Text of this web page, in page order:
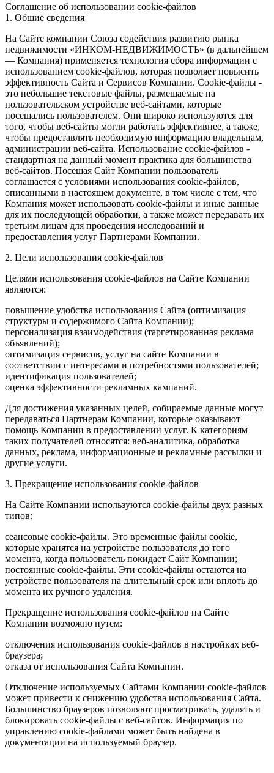
Соглашение об использовании cookie-файлов
1. Общие сведения
На Сайте компании Союза содействия развитию рынка
недвижимости «ИНКОМ-НЕДВИЖИМОСТЬ» (в дальнейшем
— Компания) применяется технология сбора информации с
использованием cookie-файлов, которая позволяет повысить
эффективность Сайта и Сервисов Компании. Сookie-файлы -
это небольшие текстовые файлы, размещаемые на
пользовательском устройстве веб-сайтами, которые
посещались пользователем. Они широко используются для
того, чтобы веб-сайты могли работать эффективнее, а также,
чтобы предоставлять необходимую информацию владельцам,
администрации веб-сайта. Использование cookie-файлов -
стандартная на данный момент практика для большинства
веб-сайтов. Посещая Сайт Компании пользователь
соглашается с условиями использования cookie-файлов,
описанными в настоящем документе, в том числе с тем, что
Компания может использовать cookie-файлы и иные данные
для их последующей обработки, а также может передавать их
третьим лицам для проведения исследований и
предоставления услуг Партнерами Компании.
2. Цели использования cookie-файлов
Целями использования cookie-файлов на Сайте Компании
являются:
повышение удобства использования Сайта (оптимизация
структуры и содержимого Сайта Компании);
персонализация взаимодействия (таргетированная реклама
объявлений);
оптимизация сервисов, услуг на сайте Компании в
соответствии с интересами и потребностями пользователей;
идентификация пользователей;
оценка эффективности рекламных кампаний.
Для достижения указанных целей, собираемые данные могут
передаваться Партнерам Компании, которые оказывают
помощь Компании в предоставлении услуг. К категориям
таких получателей относятся: веб-аналитика, обработка
данных, реклама, информационные и рекламные рассылки и
другие услуги.
3. Прекращение использования cookie-файлов
На Сайте Компании используются cookie-файлы двух разных
типов:
сеансовые cookie-файлы. Это временные файлы cookie,
которые хранятся на устройстве пользователя до того
момента, когда пользователь покидает Сайт Компании;
постоянные cookie-файлы. Эти cookie-файлы остаются на
устройстве пользователя на длительный срок или вплоть до
момента их ручного удаления.
Прекращение использования cookie-файлов на Сайте
Компании возможно путем:
отключения использования cookie-файлов в настройках веб-
браузера;
отказа от использования Сайта Компании.
Отключение используемых Сайтами Компании cookie-файлов
может привести к снижению удобства использования Сайта.
Большинство браузеров позволяют просматривать, удалять и
блокировать cookie-файлы c веб-сайтов. Информация по
управлению cookie-файлами может быть найдена в
документации на используемый браузер.